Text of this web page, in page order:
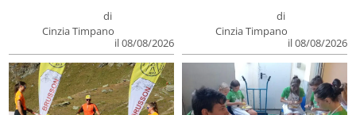
di
Cinzia Timpano
il 08/08/2026
di
Cinzia Timpano
il 08/08/2026